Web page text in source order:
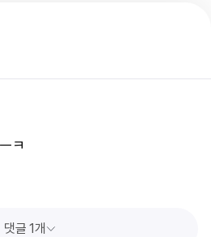
ㅋ
댓글 1개